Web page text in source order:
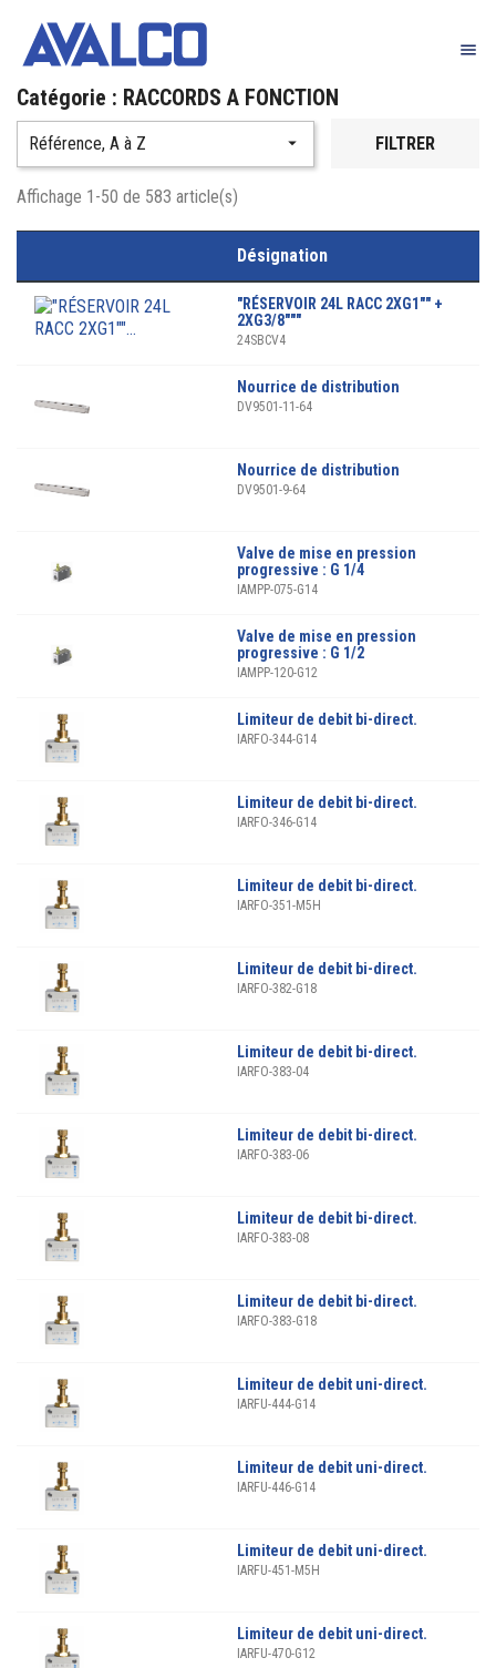

Catégorie : RACCORDS A FONCTION
Référence, A à Z  FILTRER
Affichage 1-50 de 583 article(s)
Désignation
"RÉSERVOIR 24L RACC 2XG1"" +
2XG3/8"""
24SBCV4
Nourrice de distribution
DV9501-11-64
Nourrice de distribution
DV9501-9-64
Valve de mise en pression
progressive : G 1/4
IAMPP-075-G14
Valve de mise en pression
progressive : G 1/2
IAMPP-120-G12
Limiteur de debit bi-direct.
IARFO-344-G14
Limiteur de debit bi-direct.
IARFO-346-G14
Limiteur de debit bi-direct.
IARFO-351-M5H
Limiteur de debit bi-direct.
IARFO-382-G18
Limiteur de debit bi-direct.
IARFO-383-04
Limiteur de debit bi-direct.
IARFO-383-06
Limiteur de debit bi-direct.
IARFO-383-08
Limiteur de debit bi-direct.
IARFO-383-G18
Limiteur de debit uni-direct.
IARFU-444-G14
Limiteur de debit uni-direct.
IARFU-446-G14
Limiteur de debit uni-direct.
IARFU-451-M5H
Limiteur de debit uni-direct.
IARFU-470-G12